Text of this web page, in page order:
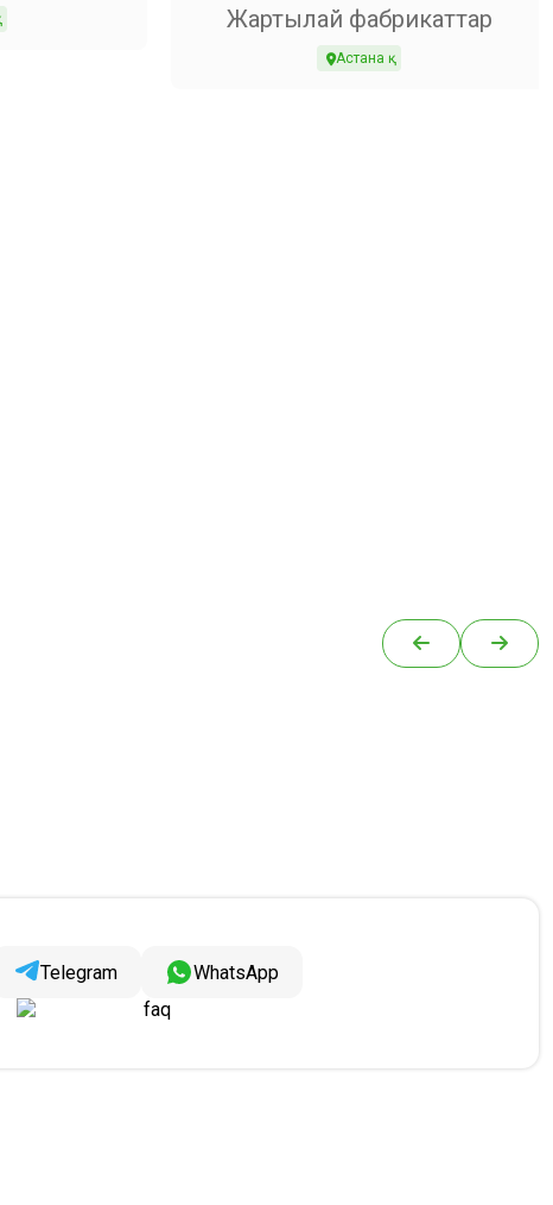
Жартылай фабрикаттар
Астана қ.
Telegram WhatsApp